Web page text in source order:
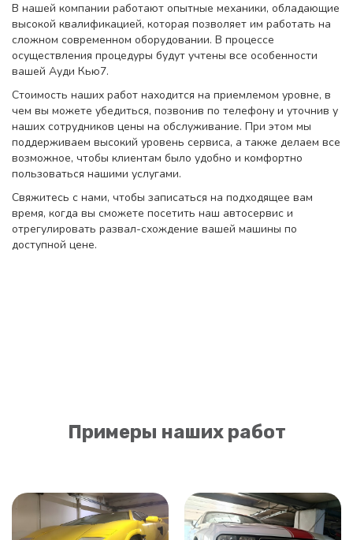
В нашей компании работают опытные механики, обладающие
высокой квалификацией, которая позволяет им работать на
сложном современном оборудовании. В процессе
осуществления процедуры будут учтены все особенности
вашей Ауди Кью7.
Стоимость наших работ находится на приемлемом уровне, в
чем вы можете убедиться, позвонив по телефону и уточнив у
наших сотрудников цены на обслуживание. При этом мы
поддерживаем высокий уровень сервиса, а также делаем все
возможное, чтобы клиентам было удобно и комфортно
пользоваться нашими услугами.
Свяжитесь с нами, чтобы записаться на подходящее вам
время, когда вы сможете посетить наш автосервис и
отрегулировать развал-схождение вашей машины по
доступной цене.
Примеры наших работ